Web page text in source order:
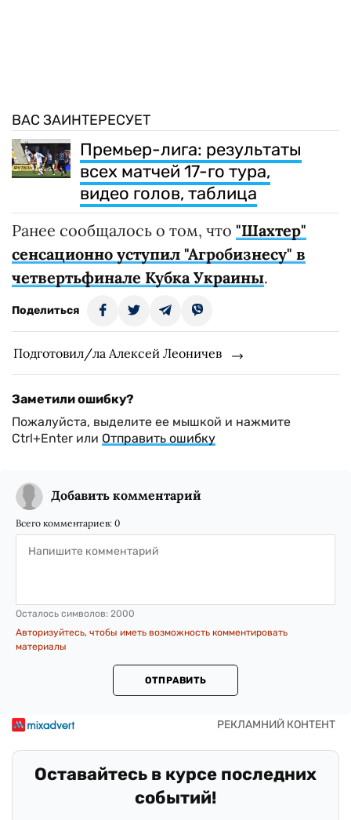
ВАС ЗАИНТЕРЕСУЕТ
Премьер-лига: результаты
всех матчей 17-го тура,
видео голов, таблица
Ранее сообщалось о том, что "Шахтер"
сенсационно уступил "Агробизнесу" в
четвертьфинале Кубка Украины.
Поделиться
Подготовил/ла Алексей Леоничев
Заметили ошибку?
Пожалуйста, выделите ее мышкой и нажмите
Ctrl+Enter или Отправить ошибку
Добавить комментарий
Всего комментариев: 0
Осталось символов: 2000
Авторизуйтесь, чтобы иметь возможность комментировать
материалы
ОТПРАВИТЬ
Оставайтесь в курсе последних
событий!